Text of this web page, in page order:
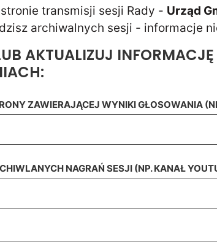
transmisji sesji Rady - Urząd
archiwalnych sesji - informacje
AKTUALIZUJ
ZAWIERAJĄCEJ WYNIKI GŁOSOWANIA
NAGRAŃ SESJI (NP. KANAŁ